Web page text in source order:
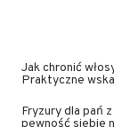
Jak chronić
Praktyczne
Fryzury dla pań
pewność siebie